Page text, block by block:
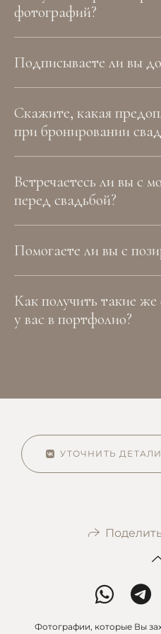
фотографий?
Подписываете ли вы
Скажите, какая
при бронировании
Встречаетесь ли вы с
перед свадьбой?
Помогаете ли вы с
Как получить такие
у вас в портфолио?
УТОЧНИТЬ
Фотографии, которые Вы